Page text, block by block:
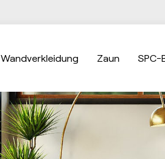
Wandverkleidung Zaun SPC-